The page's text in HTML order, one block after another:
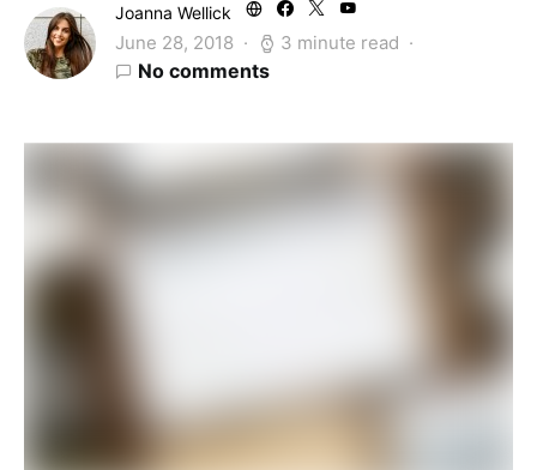
Joanna Wellick
June 28, 2018 3 minute read
No comments